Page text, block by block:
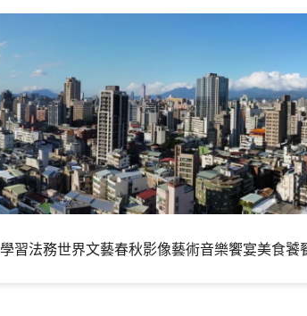
習法務世界文藝春秋影像藝術音樂饗宴美食饕